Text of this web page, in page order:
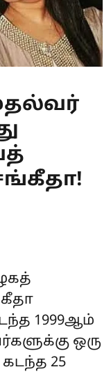
1999ஆம்
ஒரு
25